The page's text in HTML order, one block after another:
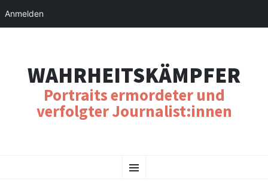
WAHRHEITSKÄMPFER
Portraits ermordeter und
verfolgter Journalist:innen
Menu
TO
Anmelden